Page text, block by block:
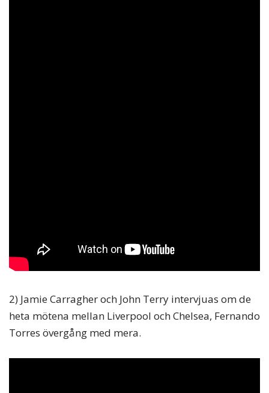
2) Jamie Carragher och John Terry intervjuas om de
heta mötena mellan Liverpool och Chelsea, Fernando
Torres övergång med mera.